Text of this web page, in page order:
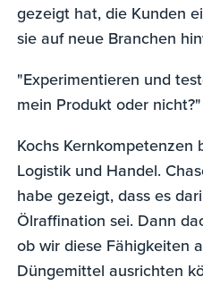
gezeigt hat, die Kunden
sie auf neue Branchen
"Experimentieren und
mein Produkt oder
Kochs Kernkompetenzen
Logistik und Handel.
habe gezeigt, dass es
Ölraffination sei. Dann
ob wir diese Fähigkeiten
Düngemittel ausrichten